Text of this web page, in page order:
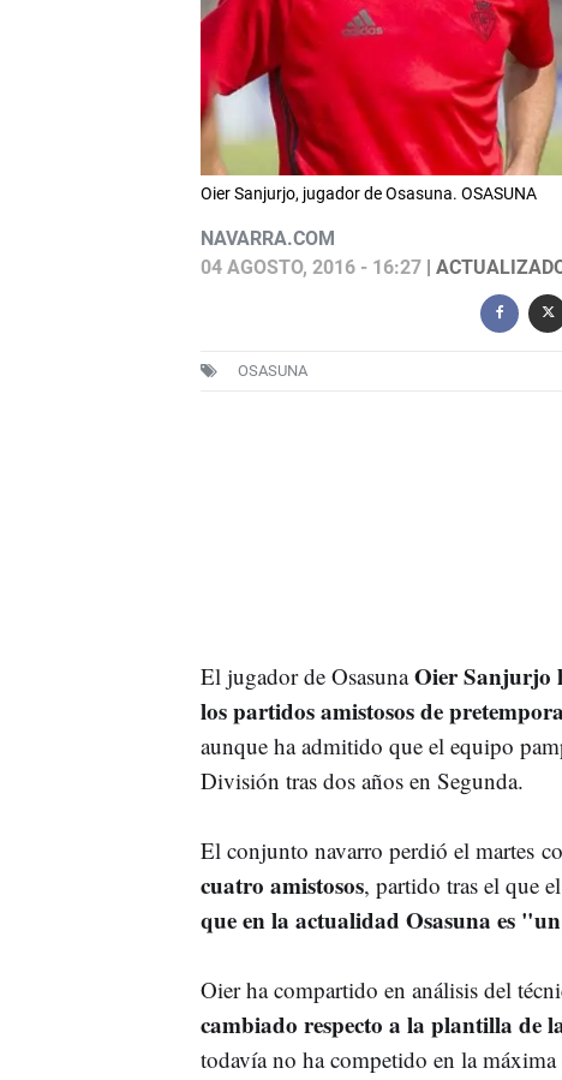
Oier Sanjurjo, jugador de Osasuna. OSASUNA
NAVARRA.COM
04 AGOSTO, 2016 - 16:27|
OSASUNA
El jugador de OsasunaOier Sanjurjo
los partidos amistosos de
aunque ha admitido que el equipo
División tras dos años en Segunda.
El conjunto navarro perdió el martes
cuatro amistosos, partido tras el que
que en la actualidad Osasuna es
Oier ha compartido en análisis del
cambiado respecto a la plantilla de
todavía no ha competido en la máxima